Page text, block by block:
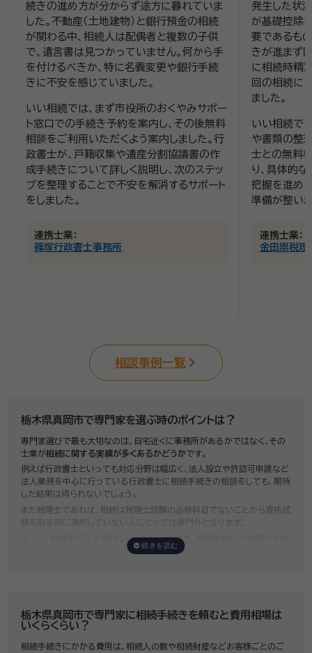
続きの進め方が分からず途方に暮れていま
した。不動産（土地建物）と銀行預金の相続
が関わる中、相続人は配偶者と複数の子供
で、遺言書は見つかっていません。何から手
を付けるべきか、特に名義変更や銀行手続
きに不安を感じていました。
いい相続では、まず市役所のおくやみサポー
ト窓口での手続き予約を案内し、その後無料
相談をご利用いただくよう案内しました。行
政書士が、戸籍収集や遺産分割協議書の作
成手続きについて詳しく説明し、次のステッ
プを整理することで不安を解消するサポート
をしました。
連携士業：
篠塚行政書士事務所
発生した状
が基礎控除
要であるも
きが進まず
に相続時精
回の相続に
ました。
いい相続で
や書類の整
士との無料
り、具体的
把握を進め
準備が整い
連携士業：
金田崇税理
相談事例一覧
栃木県真岡市で専門家を選ぶ時のポイントは？
専門家選びで最も大切なのは、自宅近くに事務所があるかではなく、その
士業が相続に関する実績が多くあるかどうかです。
例えば行政書士といっても対応分野は幅広く、法人設立や許認可申請など
法人業務を中心に行っている行政書士に相続手続きの相談をしても、期待
した結果は得られないでしょう。
また税理士であれば、相続は税理士試験の必修科目でないことから資格試
験を取る時に選択していない人にとっては専門外となります。
よって、相続手続きを専門に行っている士業や、相続手続きの実績が多数
ある士業を選ぶことが、スムーズで間違いのない相続手続きのために非常
栃木県真岡市で専門家に相続手続きを頼むと費用相場は
いくらくらい？
相続手続きにかかる費用は、相続人の数や相続財産などお客様ごとのご